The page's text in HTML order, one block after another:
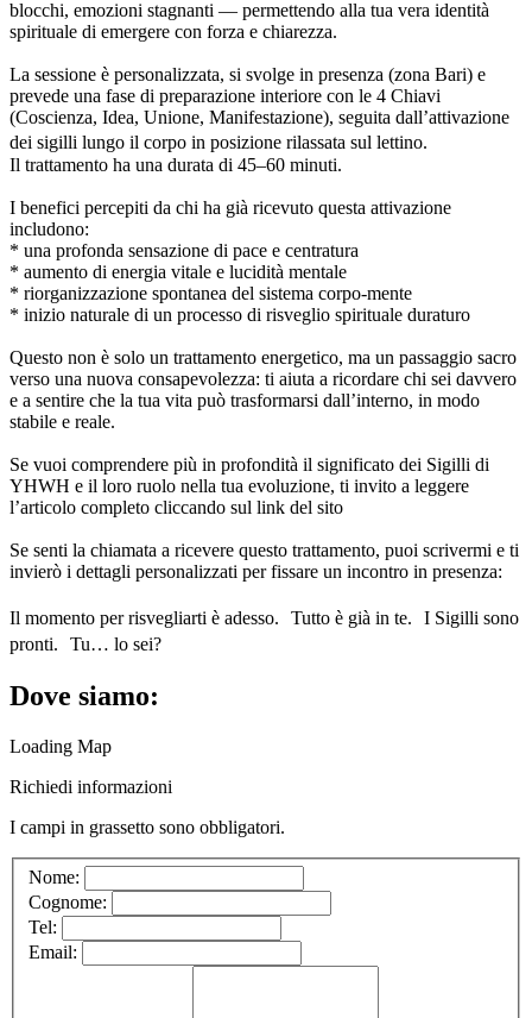
blocchi, emozioni stagnanti — permettendo alla tua vera identità
spirituale di emergere con forza e chiarezza.
La sessione è personalizzata, si svolge in presenza (zona Bari) e
prevede una fase di preparazione interiore con le 4 Chiavi
(Coscienza, Idea, Unione, Manifestazione), seguita dall’attivazione
dei sigilli lungo il corpo in posizione rilassata sul lettino.
Il trattamento ha una durata di 45–60 minuti.
I benefici percepiti da chi ha già ricevuto questa attivazione
includono:
* una profonda sensazione di pace e centratura
* aumento di energia vitale e lucidità mentale
* riorganizzazione spontanea del sistema corpo-mente
* inizio naturale di un processo di risveglio spirituale duraturo
Questo non è solo un trattamento energetico, ma un passaggio sacro
verso una nuova consapevolezza: ti aiuta a ricordare chi sei davvero
e a sentire che la tua vita può trasformarsi dall’interno, in modo
stabile e reale.
Se vuoi comprendere più in profondità il significato dei Sigilli di
YHWH e il loro ruolo nella tua evoluzione, ti invito a leggere
l’articolo completo cliccando sul link del sito
Se senti la chiamata a ricevere questo trattamento, puoi scrivermi e ti
invierò i dettagli personalizzati per fissare un incontro in presenza:
Il momento per risvegliarti è adesso. Tutto è già in te. I Sigilli sono
pronti. Tu… lo sei?
Dove siamo:
Loading Map
Richiedi informazioni
I campi in grassetto sono obbligatori.
Nome:
Cognome:
Tel:
Email: